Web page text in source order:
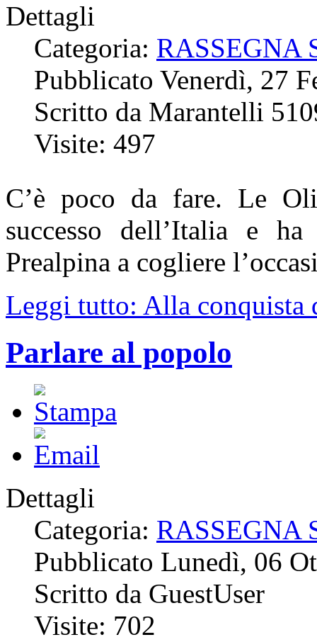
Dettagli
Categoria: RASSEGNA
Pubblicato Venerdì, 27
Scritto da Marantelli
Visite: 497
C’è poco da fare. Le
successo dell’Italia e
Prealpina a cogliere
Leggi tutto: Alla conquista
Parlare al popolo
Dettagli
Categoria: RASSEGNA
Pubblicato Lunedì, 06
Scritto da GuestUser
Visite: 702